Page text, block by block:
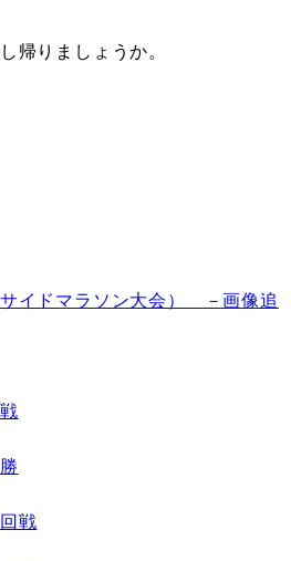
帰りましょうか。
イドマラソン大会） －画像追
戦